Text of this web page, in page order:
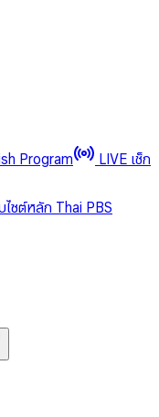
Program
LIVE เช็ก
ไซต์หลัก Thai PBS